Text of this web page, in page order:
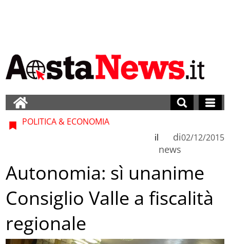
POLITICA & ECONOMIA
di
news
il 02/12/2015
Autonomia: sì unanime
Consiglio Valle a fiscalità
regionale